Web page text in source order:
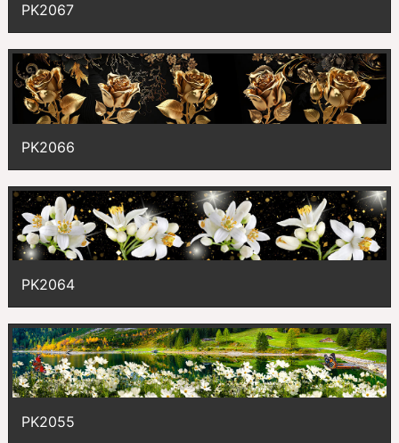
PK2067
PK2066
PK2064
PK2055